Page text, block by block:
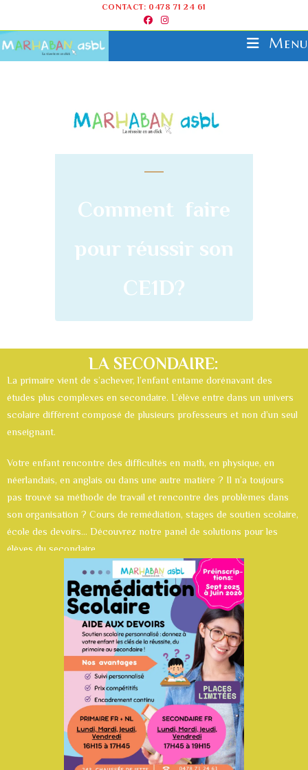
CONTACT: 0478 71 24 61
Menu
Comment faire
pour réussir son
CE1D?
LA SECONDAIRE:
La primaire vient de s’achever, l’enfant entame dorénavant des
études plus complexes en secondaire. L’élève entre dans un univers
scolaire différent composé de plusieurs professeurs et non d’un seul
enseignant.
Votre enfant rencontre des difficultés en math, en physique, en
néerlandais, en anglais ou dans une autre matière ? Il n’a toujours
pas trouvé sa méthode de travail et rencontre des problèmes dans
son organisation ? Cours de remédiation, stages de soutien scolaire,
école des devoirs… Découvrez notre panel de solutions pour les
élèves du secondaire.